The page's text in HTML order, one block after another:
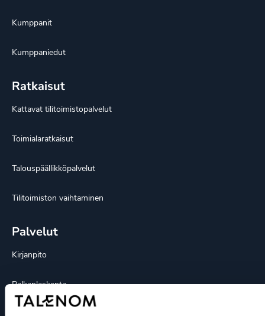
Kumppanit
Kumppaniedut
Ratkaisut
Kattavat tilitoimistopalvelut
Toimialaratkaisut
Talouspäällikköpalvelut
Tilitoimiston vaihtaminen
Palvelut
Kirjanpito
Palkanlaskenta